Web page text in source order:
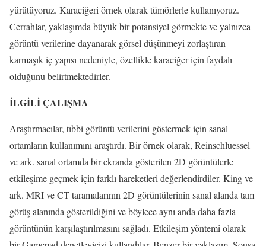
yürütüyoruz. Karaciğeri örnek olarak tümörlerle kullanıyoruz.
Cerrahlar, yaklaşımda büyük bir potansiyel görmekte ve yalnızca
görüntü verilerine dayanarak görsel düşünmeyi zorlaştıran
karmaşık iç yapısı nedeniyle, özellikle karaciğer için faydalı
olduğunu belirtmektedirler.
İLGİLİ ÇALIŞMA
Araştırmacılar, tıbbi görüntü verilerini göstermek için sanal
ortamların kullanımını araştırdı. Bir örnek olarak, Reinschluessel
ve ark. sanal ortamda bir ekranda gösterilen 2D görüntülerle
etkileşime geçmek için farklı hareketleri değerlendirdiler. King ve
ark. MRI ve CT taramalarının 2D görüntülerinin sanal alanda tam
görüş alanında gösterildiğini ve böylece aynı anda daha fazla
görüntünün karşılaştırılmasını sağladı. Etkileşim yöntemi olarak